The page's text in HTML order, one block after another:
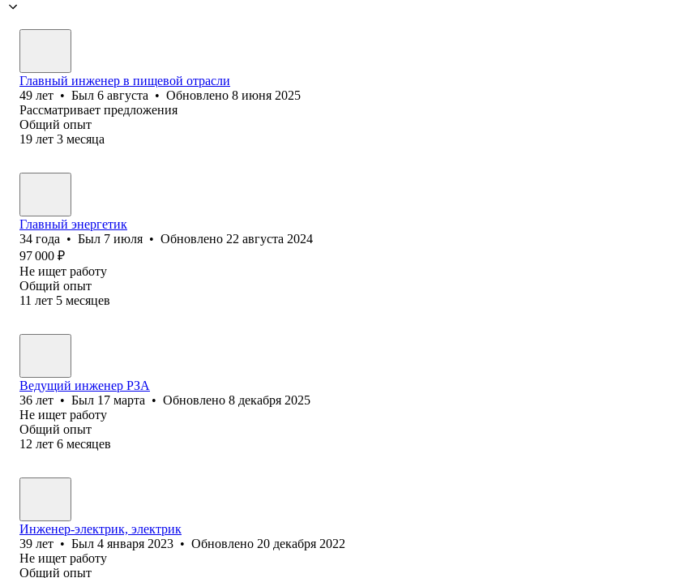
Главный инженер в пищевой отрасли
49 лет • Был 6 августа • Обновлено 8 июня 2025
Рассматривает предложения
Общий опыт
19 лет 3 месяца
Главный энергетик
34 года • Был 7 июля • Обновлено 22 августа 2024
97 000 ₽
Не ищет работу
Общий опыт
11 лет 5 месяцев
Ведущий инженер РЗА
36 лет • Был 17 марта • Обновлено 8 декабря 2025
Не ищет работу
Общий опыт
12 лет 6 месяцев
Инженер-электрик, электрик
39 лет • Был 4 января 2023 • Обновлено 20 декабря 2022
Не ищет работу
Общий опыт